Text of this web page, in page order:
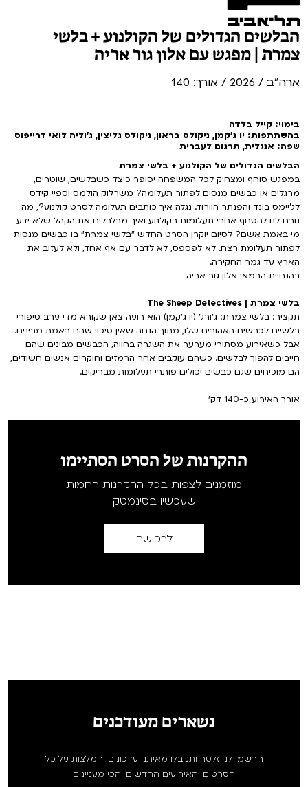
הבלשים הגדולים של הקולנוע + בלשי
צמרת | מפגש עם אלון גור אריה
ארה"ב / 2026 / אורך: 140
בימוי: קייל בלדה
בהשתתפות: יו ג'קמן, ניקולס בראון, ניקולס גליצין, ג'וליה לואי דרייפוס
שפה: אנגלית, תרגום לעברית
הבלשים הגדולים של הקולנוע + בלשי צמרת
במפגש סוחף ומצחיק לכל המשפחה יסופר כיצד כשבלשים, שוטרים,
מרגלים או כבשים מנסים לפתור תעלומה? משרלוק הולמס וספיי קידס
לג'יימס בונד והפנתר הוורוד. נגלה איך כותבים תעלומה לסרט קולנוע?, מה
גורם לנו להסחף אחרי תעלומות בקולנוע ואיך מבלבלים את הקהל שלא ידע
מי באמת אשם? לסיום יוקרן הסרט החדש "בלשי צמרת" בו כבשים מנסות
לפתור תעלומת רצח. לא לפספס, לא לדבר עם אף אחד, ולא לעזוב את
הארץ עד גמר החקירה.
בהנחיית הבמאי אלון גור אריה
בלשי צמרת | The Sheep Detectives
תקציר: בלשי צמרת: ג׳ורג׳ (יו ג׳קמן) הוא רועה צאן שקורא מדי ערב סיפורי
בלשיים לכבשים האהובים שלו, מתוך הנחה שאין סיכוי שהם באמת מבינים.
אבל כשאירוע מסתורי מערער את השגרה בחווה, הכבשים מבינים שהם
חייבים להפוך לבלשים. כשהם עוקבים אחר הרמזים וחוקרים אנשים חשודים,
הם מוכיחים שגם כבשים יכולים פותרי תעלומות מבריקים.
אורך האירוע כ-140 דק'
ההקרנות של הסרט הסתיימו
מוזמנים לצפות בכל ההקרנות החמות
שעכשיו בסינמטק
לרכישה
נשארים מעודכנים
הרשמו לניוזלטר ותקבלו מאיתנו עדכונים והמלצות על כל
הסרטים והאירועים החדשים והכי מעניינים